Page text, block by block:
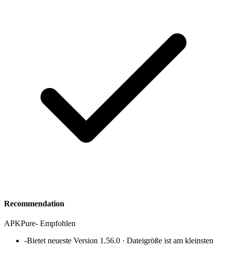
Recommendation
APKPure- Empfohlen
-Bietet neueste Version 1.56.0 · Dateigröße ist am kleinsten